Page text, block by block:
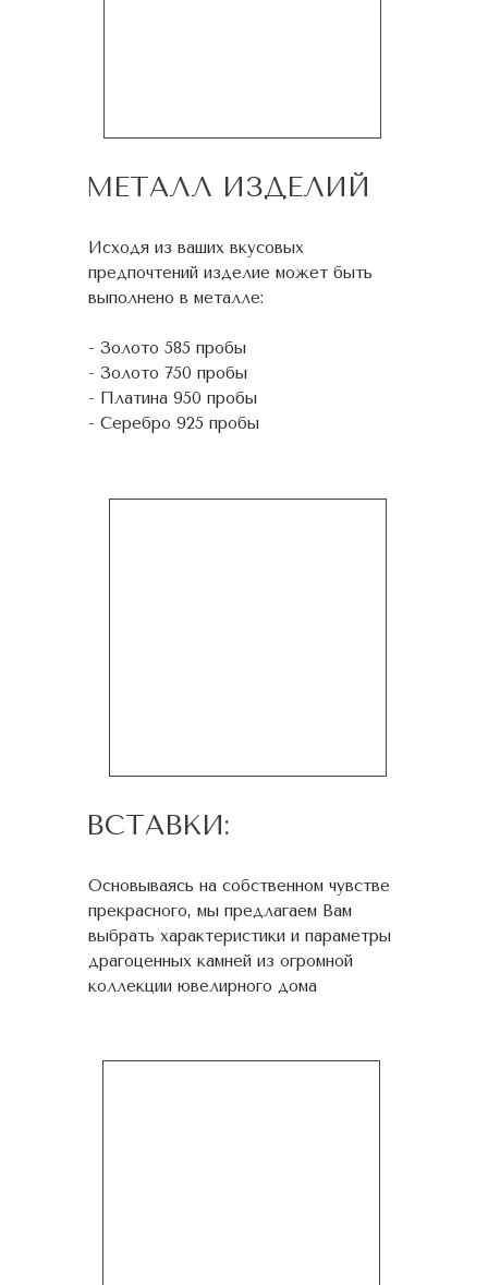
МЕТАЛЛ ИЗДЕЛИЙ
Исходя из ваших вкусовых
предпочтений изделие может быть
выполнено в металле:
- Золото 585 пробы
- Золото 750 пробы
- Платина 950 пробы
- Серебро 925 пробы
ВСТАВКИ:
Основываясь на собственном чувстве
прекрасного, мы предлагаем Вам
выбрать характеристики и параметры
драгоценных камней из огромной
коллекции ювелирного дома